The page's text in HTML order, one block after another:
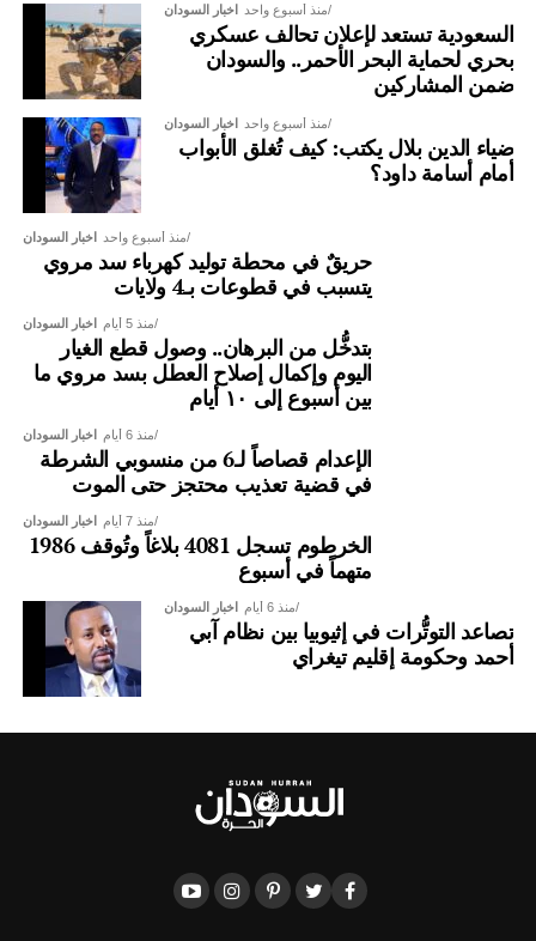
اخبار السودان منذ أسبوع واحد
السعودية تستعد لإعلان تحالف عسكري
بحري لحماية البحر الأحمر.. والسودان
ضمن المشاركين
اخبار السودان منذ أسبوع واحد
ضياء الدين بلال يكتب: كيف تُغلق الأبواب
أمام أسامة داود؟
اخبار السودان منذ أسبوع واحد
حريقٌ في محطة توليد كهرباء سد مروي
يتسبب في قطوعات بـ4 ولايات
اخبار السودان منذ 5 أيام
بتدخُّل من البرهان.. وصول قطع الغيار
اليوم وإكمال إصلاح العطل بسد مروي ما
بين أسبوع إلى ١٠ أيام
اخبار السودان منذ 6 أيام
الإعدام قصاصاً لـ6 من منسوبي الشرطة
في قضية تعذيب محتجز حتى الموت
اخبار السودان منذ 7 أيام
الخرطوم تسجل 4081 بلاغاً وتُوقف 1986
متهماً في أسبوع
اخبار السودان منذ 6 أيام
تصاعد التوتُّرات في إثيوبيا بين نظام آبي
أحمد وحكومة إقليم تيغراي